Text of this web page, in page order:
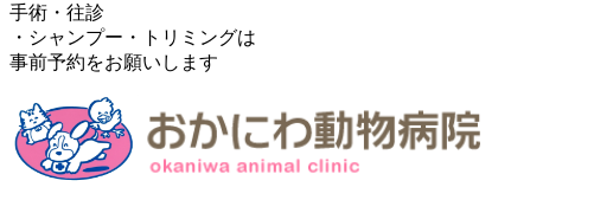
手術・往診
・シャンプー・トリミングは
事前予約をお願いします